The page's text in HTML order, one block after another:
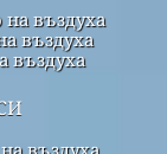
на въздуха
въздуха
въздуха
въздуха